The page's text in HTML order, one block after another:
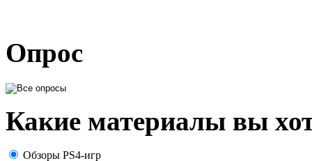
Опрос
Какие материалы вы
Обзоры PS4-игр